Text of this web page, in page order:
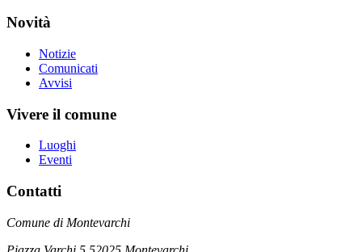
Novità
Notizie
Comunicati
Avvisi
Vivere il comune
Luoghi
Eventi
Contatti
Comune di Montevarchi